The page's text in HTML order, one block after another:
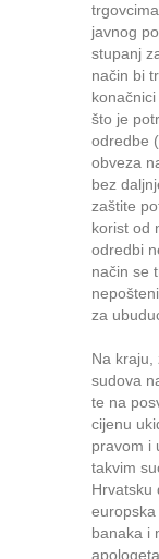
javnog
stupanj
način bi
što je
odredbe
obveza
bez
zaštite
korist od
odredbi
način se
za
Na kraju,
sudova
te na
cijenu
pravom i
takvim
Hrvatsku
banaka i
apologeta.